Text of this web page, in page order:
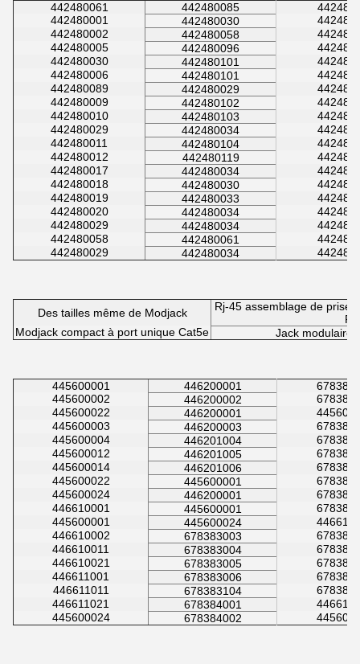
442480061 442480085
442480001
442480030
442480002
442480058
442480005
442480096
442480030
442480101
442480006
442480101
442480089
442480029
442480009
442480102
442480010
442480103
442480029
442480034
442480011
442480104
442480012
442480119
442480017
442480034
442480018
442480030
442480019
442480033
442480020
442480034
442480029
442480034
442480058
442480061
442480029
442480034
Des tailles même de Modjack
Rj-45 assemblage de prise
Modjack compact à port unique Cat5e
Jack modulaire
445600001 446200001
445600002
446200002
445600022
446200001
445600003
446200003
445600004
446201004
445600012
446201005
445600014
446201006
445600022
445600001
445600024
446200001
446610001
445600001
445600001
445600024
446610002
678383003
446610011
678383004
446610021
678383005
446611001
678383006
446611011
678383104
446611021
678384001
445600024
678384002